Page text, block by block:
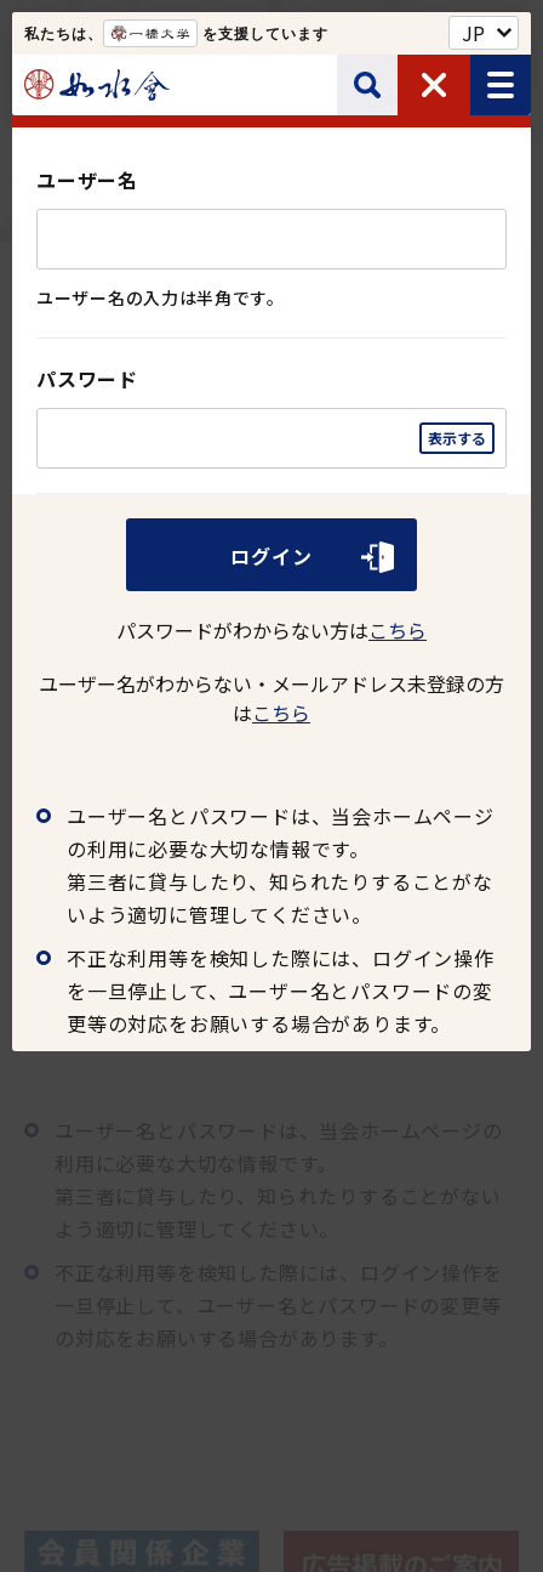
私たちは、 を支援しています
如水会について
サイト内検索
ユーザー名
ユーザー名の入力は半角です。
パスワード
ログイン
パスワードがわからない方はこちら
ユーザー名がわからない・メールアドレス未登録の方
はこちら
ユーザー名とパスワードは、当会ホームページ
の利用に必要な大切な情報です。
第三者に貸与したり、知られたりすることがな
いよう適切に管理してください。
不正な利用等を検知した際には、ログイン操作
を一旦停止して、ユーザー名とパスワードの変
更等の対応をお願いする場合があります。
申込
ログイン
この情報はログインしてご覧ください。
ユーザー名
ログイン
パスワードがわからない方は こちら
ユーザー名がわからない・メールアドレス未登録の方
こちら
まだ如水会会員でない方はこちら